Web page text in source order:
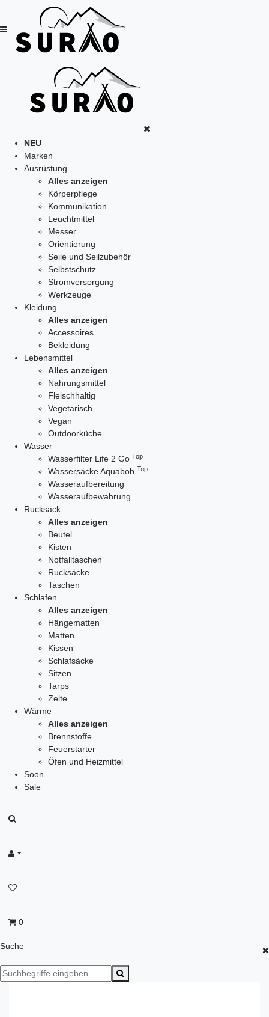
NEU
Marken
Ausrüstung
Alles anzeigen
Körperpflege
Kommunikation
Leuchtmittel
Messer
Orientierung
Seile und Seilzubehör
Selbstschutz
Stromversorgung
Werkzeuge
Kleidung
Alles anzeigen
Accessoires
Bekleidung
Lebensmittel
Alles anzeigen
Nahrungsmittel
Fleischhaltig
Vegetarisch
Vegan
Outdoorküche
Wasser
Wasserfilter Life 2 Go Top
Wassersäcke Aquabob Top
Wasseraufbereitung
Wasseraufbewahrung
Rucksack
Alles anzeigen
Beutel
Kisten
Notfalltaschen
Rucksäcke
Taschen
Schlafen
Alles anzeigen
Hängematten
Matten
Kissen
Schlafsäcke
Sitzen
Tarps
Zelte
Wärme
Alles anzeigen
Brennstoffe
Feuerstarter
Öfen und Heizmittel
Soon
Sale
0
Suche